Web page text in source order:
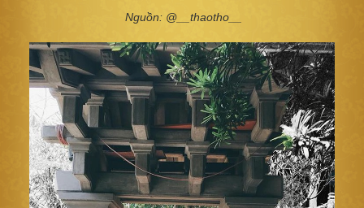
Nguồn: @__thaotho__